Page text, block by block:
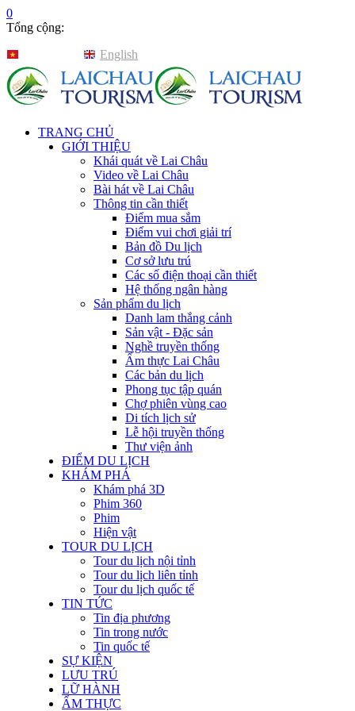
0
Tổng cộng:
English
TRANG CHỦ
GIỚI THIỆU
Khái quát về Lai Châu
Video về Lai Châu
Bài hát về Lai Châu
Thông tin cần thiết
Điểm mua sắm
Điểm vui chơi giải trí
Bản đồ Du lịch
Cơ sở lưu trú
Các số điện thoại cần thiết
Hệ thống ngân hàng
Sản phẩm du lịch
Danh lam thắng cảnh
Sản vật - Đặc sản
Nghề truyền thống
Ẩm thực Lai Châu
Các bản du lịch
Phong tục tập quán
Chợ phiên vùng cao
Di tích lịch sử
Lễ hội truyền thống
Thư viện ảnh
ĐIỂM DU LỊCH
KHÁM PHÁ
Khám phá 3D
Phim 360
Phim
Hiện vật
TOUR DU LỊCH
Tour du lịch nội tỉnh
Tour du lịch liên tỉnh
Tour du lịch quốc tế
TIN TỨC
Tin địa phương
Tin trong nước
Tin quốc tế
SỰ KIỆN
LƯU TRÚ
LỮ HÀNH
ẨM THỰC